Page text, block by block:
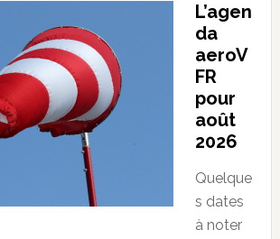
L’agen
da
aeroV
FR
pour
août
2026
Quelque
s dates
à noter